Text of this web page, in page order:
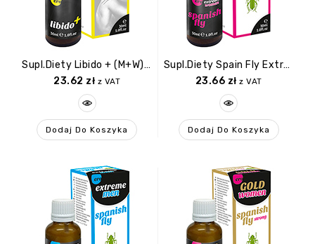
Supl.diety Libido + (m+w) 30ml
23.62 zł z VAT
Dodaj Do Koszyka
Supl.diety Spain Fly Extreme Women 30ml
23.66 zł z VAT
Dodaj Do Koszyka